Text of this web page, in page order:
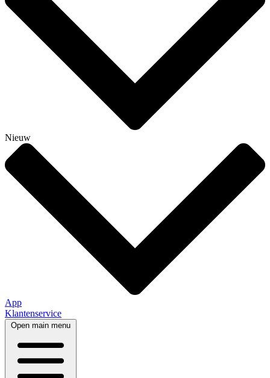
Nieuw
App
Klantenservice
Open main menu